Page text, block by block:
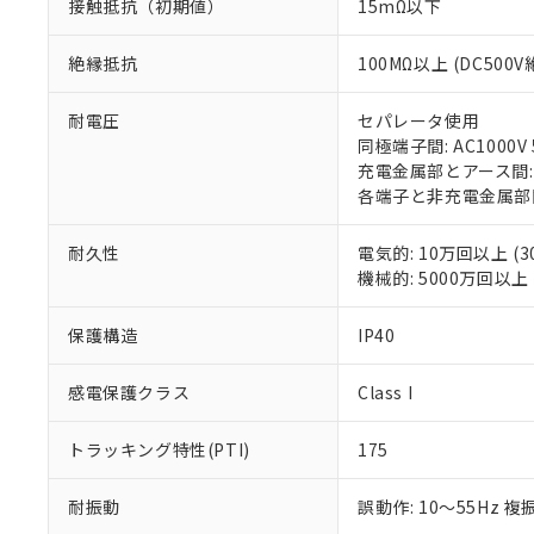
接触抵抗（初期値） 15mΩ以下
絶縁抵抗 100MΩ以上 (DC500V
耐電圧
セパレータ使用
同極端子間:
充電金属部とアース
各端子と非充電金属
耐久性
電気的: 10万回以上
機械的: 5000万回以
保護構造 IP40
感電保護クラス Class I
トラッキング特性(PTI) 175
耐振動 誤動作: 10～55Hz 複
くものです。
当社制御機
在庫状況お
のであり、
い。
正式な納期
当社販売員
オムロン制御
す。
マイパーツ
ている必要
さい。
いる法人を
鉛(Pb) 1000ppm以下、
ル（DBP） 1000ppm以
但し、RoHS指令で産
フタル酸エステル類の
※2 対応予定月
下記の非含有証明
EU RoHS指令（
51物質の非含有証
また、RoHS指令
混在することから
「－」：未確認で
*中国RoHS10物質の基
Pb(鉛) :1000ppm、 Hg(
Cr(Ⅵ)(六価クロム) :
DBP(フタル酸ジブチル
DEHP(フタル酸ビス(2-
※2 環境保護使
「ｅ」：有害物質
「10」：通常の使
「－」：未確認で
う）を輸出
などの必要
当社は規制
ます。
当社は貴社
置等に一切使
当社は、貴
また当社は
たしません。
号
一定数以
△ 一定数
－
在庫な
機器販売
空
受注生